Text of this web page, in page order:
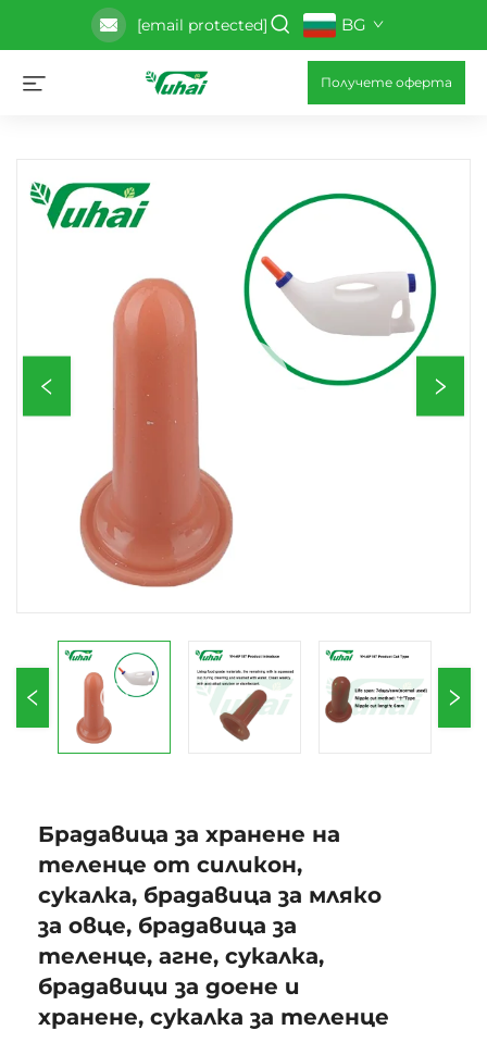
[email protected] BG
Получете оферта
Брадавица за хранене на
теленце от силикон,
сукалка, брадавица за мляко
за овце, брадавица за
теленце, агне, сукалка,
брадавици за доене и
хранене, сукалка за теленце